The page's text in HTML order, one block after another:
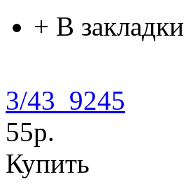
+ В закладки
3/43_9245
55р.
Купить